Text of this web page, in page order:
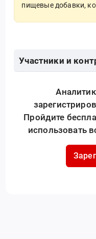
пищевые добавки,
Участники и
Пройдите
использовать